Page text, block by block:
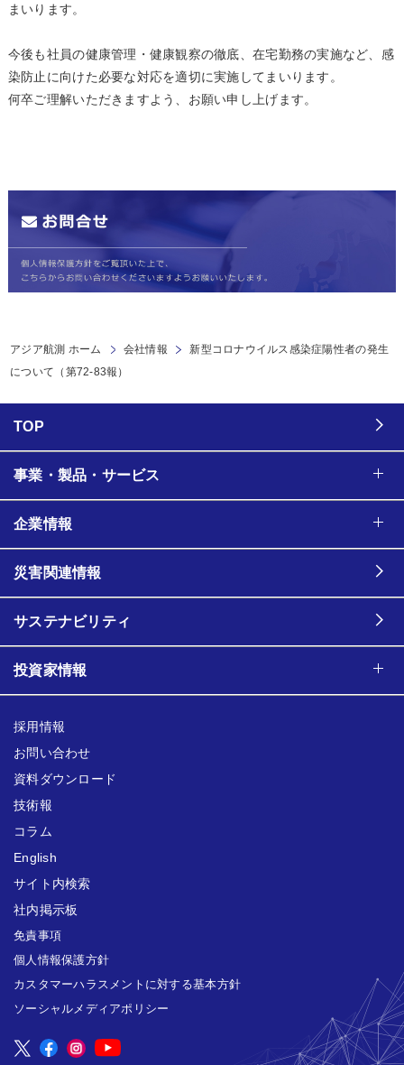
まいります。
今後も社員の健康管理・健康観察の徹底、在宅勤務の実施など、感
染防止に向けた必要な対応を適切に実施してまいります。
何卒ご理解いただきますよう、お願い申し上げます。
アジア航測 ホーム 会社情報
新型コロナウイルス感染症陽性者の発生
について（第72-83報）
TOP
事業・製品・サービス
企業情報
災害関連情報
サステナビリティ
投資家情報
採用情報
お問い合わせ
資料ダウンロード
技術報
コラム
English
サイト内検索
社内掲示板
免責事項
個人情報保護方針
カスタマーハラスメントに対する基本方針
ソーシャルメディアポリシー